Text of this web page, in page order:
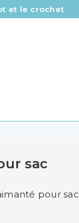
et le crochet
envies !
sac
pour sac